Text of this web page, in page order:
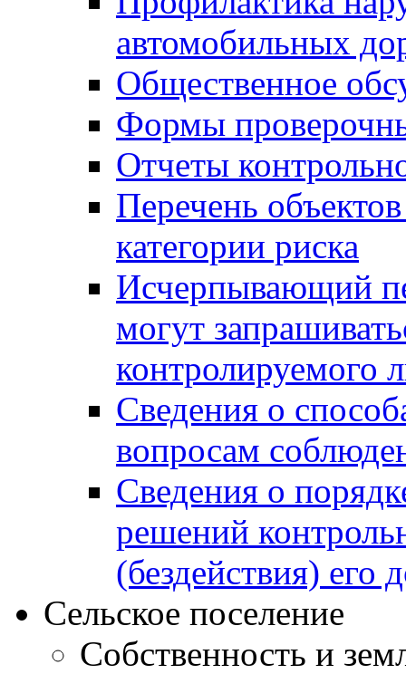
автомобильных
Общественное
Формы
Отчеты
Перечень
категории риска
Исчерпывающий
могут
контролируемого
Сведения о
вопросам
Сведения о
решений
(бездействия) его
Сельское поселение
Собственность и